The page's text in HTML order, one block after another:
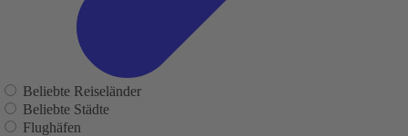
Beliebte Reiseländer
Beliebte Städte
Flughäfen